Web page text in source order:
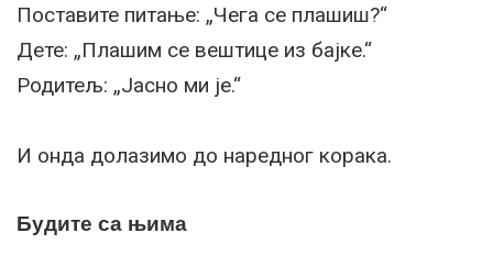
Поставите питање: „Чега се плашиш?“
Дете: „Плашим се вештице из бајке.“
Родитељ: „Јасно ми је.“
И онда долазимо до наредног корака.
Будите са њима